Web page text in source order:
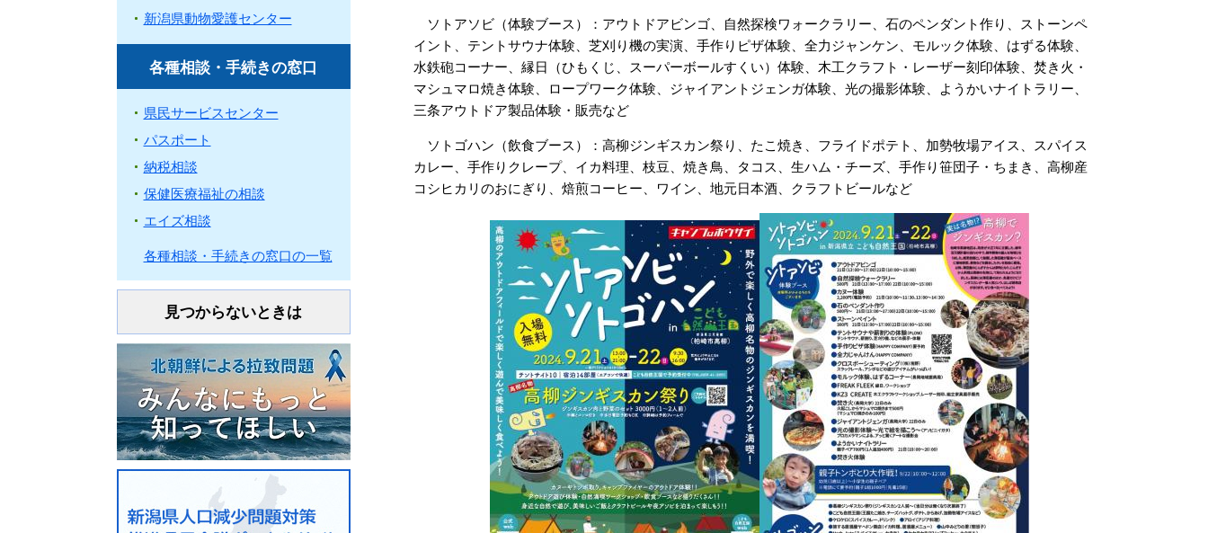
ソトアソビ（体験ブース）：アウトドアビンゴ、自然探検ワォークラリー、石のペンダント作り、ストーンペ
イント、テントサウナ体験、芝刈り機の実演、手作りピザ体験、全力ジャンケン、モルック体験、はずる体験、
水鉄砲コーナー、縁日（ひもくじ、スーパーボールすくい）体験、木工クラフト・レーザー刻印体験、焚き火・
マシュマロ焼き体験、ロープワーク体験、ジャイアントジェンガ体験、光の撮影体験、ようかいナイトラリー、
三条アウトドア製品体験・販売など
ソトゴハン（飲食ブース）：高柳ジンギスカン祭り、たこ焼き、フライドポテト、加勢牧場アイス、スパイス
カレー、手作りクレープ、イカ料理、枝豆、焼き鳥、タコス、生ハム・チーズ、手作り笹団子・ちまき、高柳産
コシヒカリのおにぎり、焙煎コーヒー、ワイン、地元日本酒、クラフトビールなど
新潟県動物愛護センター
各種相談・手続きの窓口
県民サービスセンター
パスポート
納税相談
保健医療福祉の相談
エイズ相談
各種相談・手続きの窓口の一覧
見つからないときは